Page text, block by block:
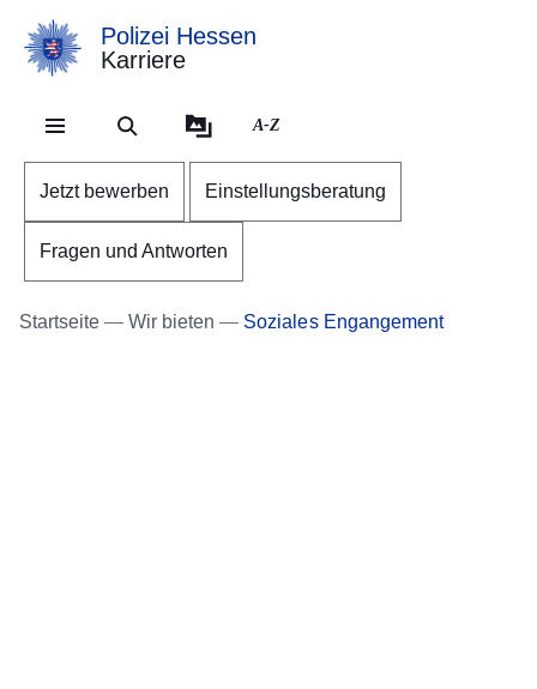
Polizei Hessen
Karriere
A-Z
Jetzt bewerben Einstellungsberatung
Fragen und Antworten
Startseite Wir bieten Soziales Engangement